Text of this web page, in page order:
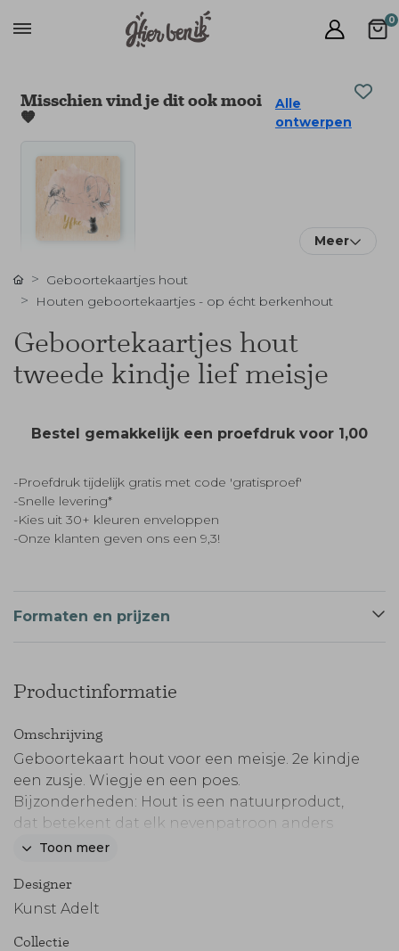
0
Misschien vind je dit ook mooi
🧡
Alle
ontwerpen
Meer
Geboortekaartjes hout
Houten geboortekaartjes - op écht berkenhout
Geboortekaartjes hout
tweede kindje lief meisje
Bestel gemakkelijk een proefdruk voor 1,00
-Proefdruk tijdelijk gratis met code 'gratisproef'
-Snelle levering*
-Kies uit 30+ kleuren enveloppen
-Onze klanten geven ons een 9,3!
Formaten en prijzen
Productinformatie
Omschrijving
Geboortekaart hout voor een meisje. 2e kindje
een zusje. Wiegje en een poes.
Bijzonderheden: Hout is een natuurproduct,
dat betekent dat elk nevenpatroon anders
kan zijn Wit drukken op hout is niet mogelijk,
verzendtijd: Voor 18:00 uur besteld, volgende
werkdag verzonden
Toon meer
Designer
Kunst Adelt
Collectie